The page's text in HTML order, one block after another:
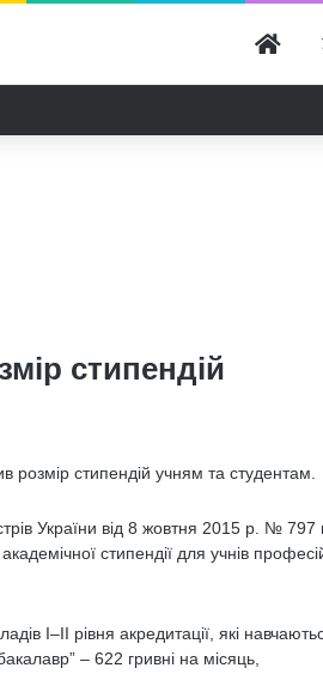
стипендій
стипендій учням та студентам.
України від 8 жовтня 2015 р. №
стипендії для учнів
I–II рівня акредитації, які
– 622 гривні на місяць,